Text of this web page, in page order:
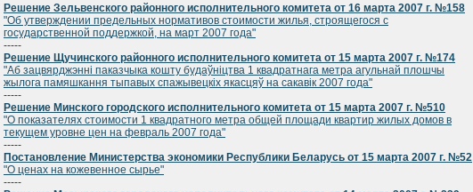
Решение Зельвенского районного исполнительного комитета от 16 марта 2007 г. №158
"Об утверждении предельных нормативов стоимости жилья, строящегося с
государственной поддержкой, на март 2007 года"
-----
Решение Щучинского районного исполнительного комитета от 15 марта 2007 г. №174
"Аб зацвярджэннi паказчыка кошту будаўнiцтва 1 квадратнага метра агульнай плошчы
жылога памяшкання тыпавых спажывецкiх якасцяў на сакавiк 2007 года"
-----
Решение Минского городского исполнительного комитета от 15 марта 2007 г. №510
"О показателях стоимости 1 квадратного метра общей площади квартир жилых домов в
текущем уровне цен на февраль 2007 года"
-----
Постановление Министерства экономики Республики Беларусь от 15 марта 2007 г. №52
"О ценах на кожевенное сырье"
-----